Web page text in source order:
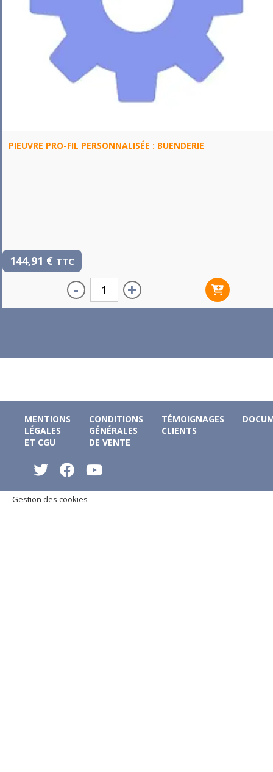
PIEUVRE PRO-FIL PERSONNALISÉE : BUENDERIE
144,91 € TTC
- +
MENTIONS
LÉGALES
ET CGU
CONDITIONS
GÉNÉRALES
DE VENTE
TÉMOIGNAGES
CLIENTS
Gestion des cookies